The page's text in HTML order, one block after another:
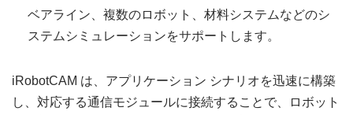
ベアライン、複数のロボット、材料システムなどのシ
ステムシミュレーションをサポートします。
iRobotCAM は、アプリケーション シナリオを迅速に構築
し、対応する通信モジュールに接続することで、ロボット